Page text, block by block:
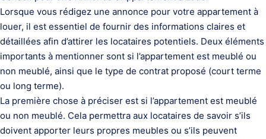
Lorsque vous rédigez une annonce pour votre appartement à
louer, il est essentiel de fournir des informations claires et
détaillées afin d’attirer les locataires potentiels. Deux éléments
importants à mentionner sont si l’appartement est meublé ou
non meublé, ainsi que le type de contrat proposé (court terme
ou long terme).
La première chose à préciser est si l’appartement est meublé
ou non meublé. Cela permettra aux locataires de savoir s’ils
doivent apporter leurs propres meubles ou s’ils peuvent